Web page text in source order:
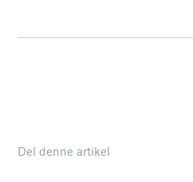
Del denne artikel